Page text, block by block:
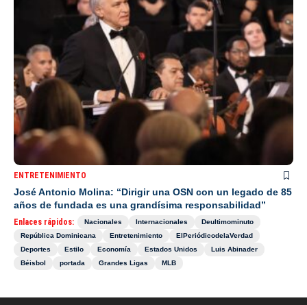
ENTRETENIMIENTO
José Antonio Molina: “Dirigir una OSN con un legado de 85
años de fundada es una grandísima responsabilidad”
Enlaces rápidos: Nacionales Internacionales
Deultimominuto
República Dominicana
Entretenimiento
ElPeriódicodelaVerdad
Deportes
Estilo Economía Estados Unidos
Luis Abinader
Béisbol
portada Grandes Ligas MLB